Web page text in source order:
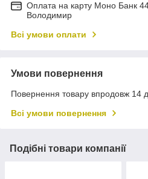
Оплата на карту Моно Банк
Володимир
Всі умови оплати
Умови повернення
Повернення товару впродовж 14
Всі умови повернення
Подібні товари компанії